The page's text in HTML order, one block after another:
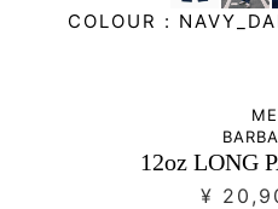
COLOUR :
12oz LONG
¥